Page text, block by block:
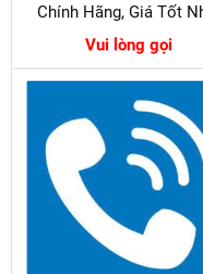
Chính Hãng, Giá Tốt
Vui lòng gọi